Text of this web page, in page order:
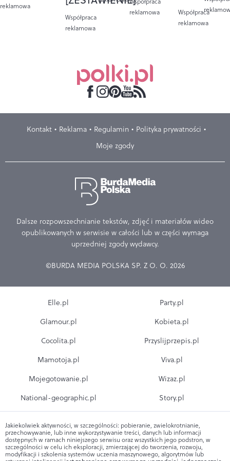
reklamowa
Współpraca
reklamowa
reklamowa
Współpraca
reklamowa
Kontakt Reklama Regulamin
Polityka prywatności
Moje zgody
Dalsze rozpowszechnianie tekstów, zdjęć i materiałów wideo
opublikowanych w serwisie w całości lub w części wymaga
uprzedniej zgody wydawcy.
©BURDA MEDIA POLSKA SP. Z O. O. 2026
Elle.pl
Glamour.pl
Cocolita.pl
Mamotoja.pl
Mojegotowanie.pl
National-geographic.pl
Party.pl
Kobieta.pl
Przyslijprzepis.pl
Viva.pl
Wizaz.pl
Story.pl
Jakiekolwiek aktywności, w szczególności: pobieranie, zwielokrotnianie,
przechowywanie, lub inne wykorzystywanie treści, danych lub informacji
dostępnych w ramach niniejszego serwisu oraz wszystkich jego podstron, w
szczególności w celu ich eksploracji, zmierzającej do tworzenia, rozwoju,
modyfikacji i szkolenia systemów uczenia maszynowego, algorytmów lub